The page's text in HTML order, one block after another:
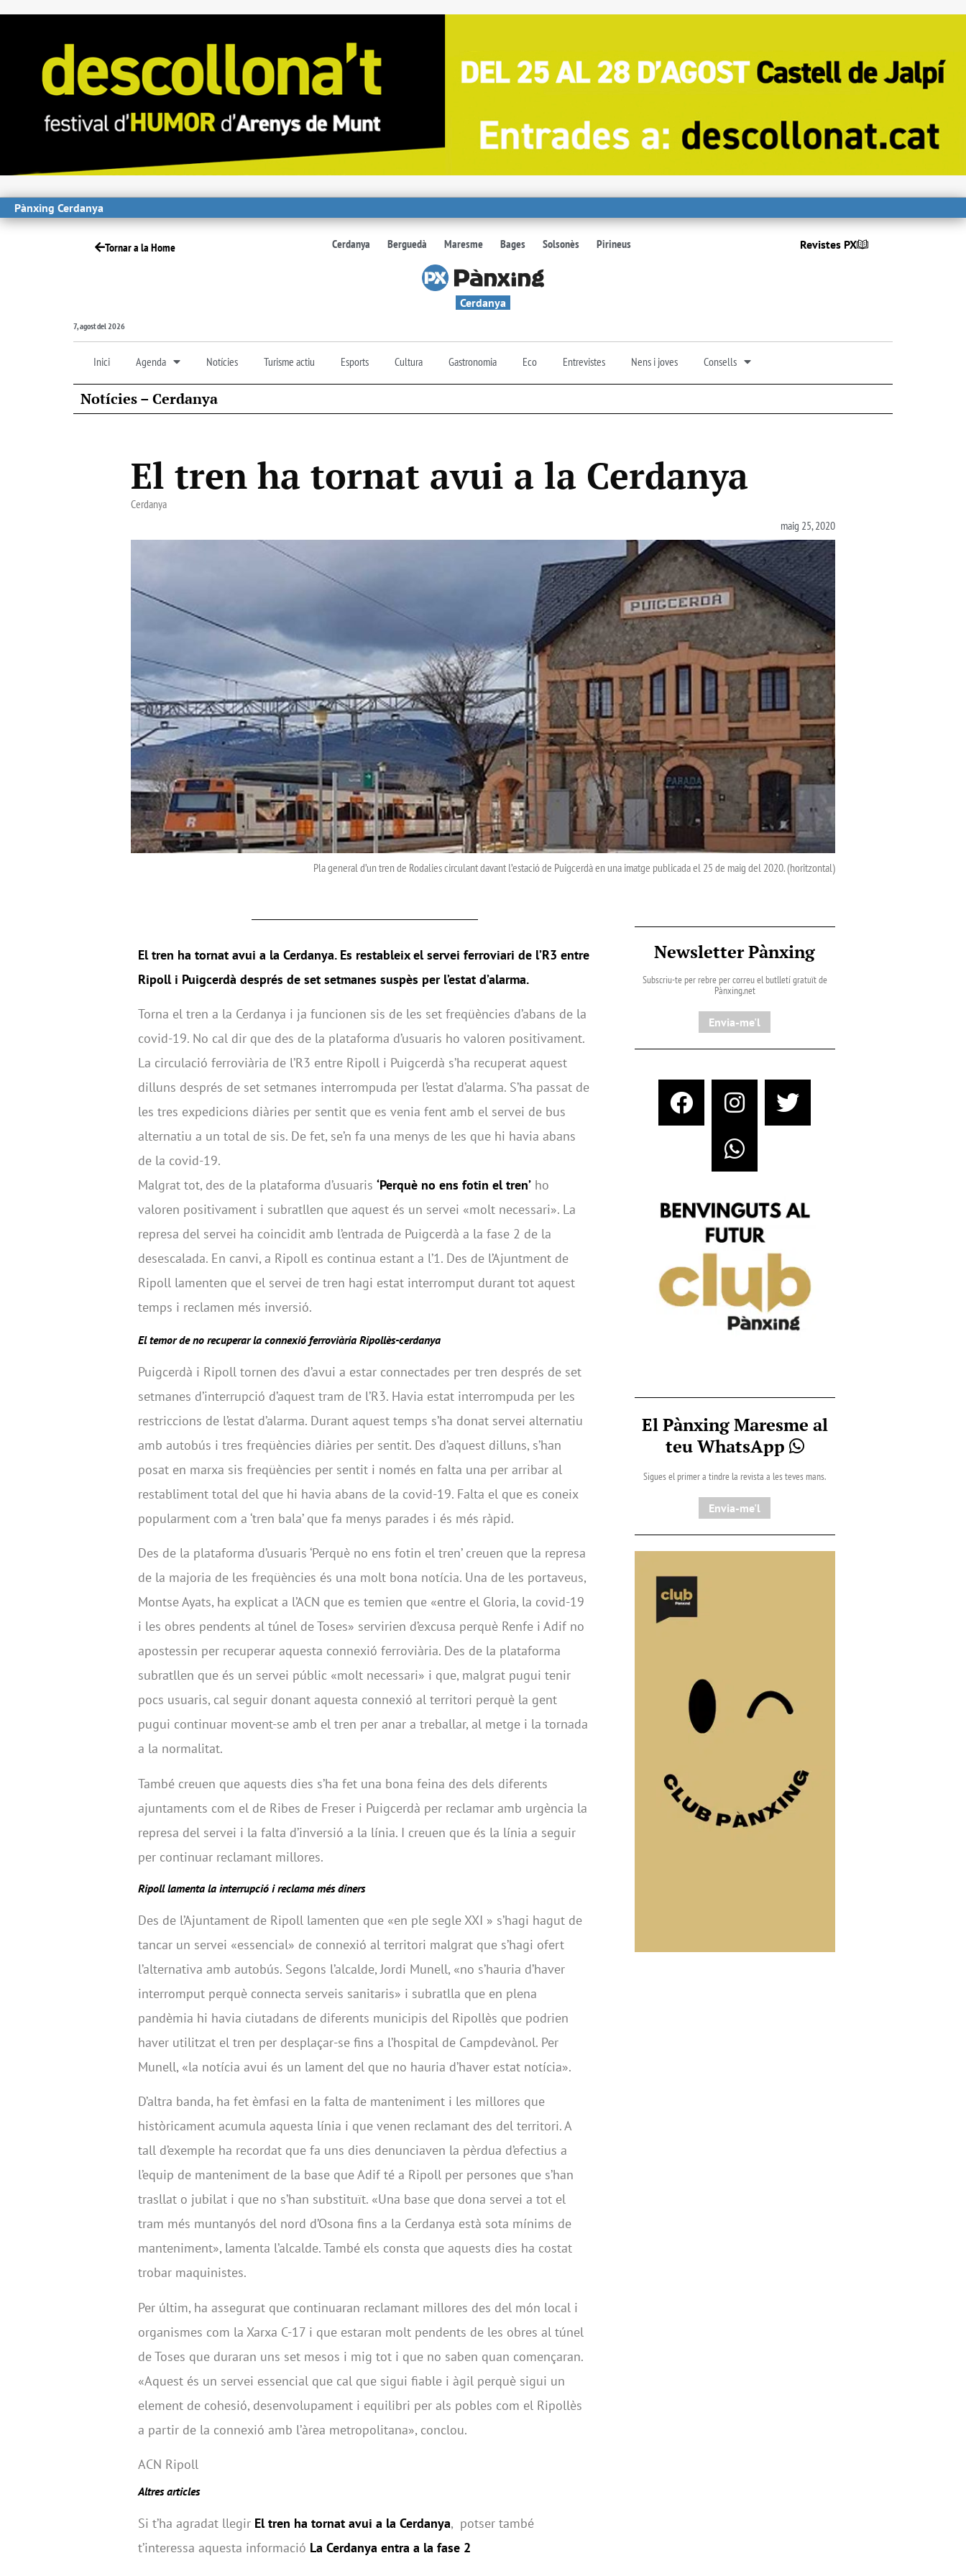
Pànxing Cerdanya
Tornar a la Home Cerdanya Berguedà Maresme Bages Solsonès Pirineus Revistes PX
Cerdanya
7, agost del 2026
Inici Agenda Notícies Turisme actiu Esports Cultura Gastronomia Eco Entrevistes Nens i joves Consells
Notícies – Cerdanya
El tren ha tornat avui a la Cerdanya
Cerdanya
maig 25, 2020
Pla general d’un tren de Rodalies circulant davant l’estació de Puigcerdà en una imatge publicada el 25 de maig del 2020. (horitzontal)
El tren ha tornat avui a la Cerdanya. Es restableix el servei ferroviari de l’R3 entre
Ripoll i Puigcerdà després de set setmanes suspès per l’estat d’alarma.
Torna el tren a la Cerdanya i ja funcionen sis de les set freqüències d’abans de la
covid-19. No cal dir que des de la plataforma d’usuaris ho valoren positivament.
La circulació ferroviària de l’R3 entre Ripoll i Puigcerdà s’ha recuperat aquest
dilluns després de set setmanes interrompuda per l’estat d’alarma. S’ha passat de
les tres expedicions diàries per sentit que es venia fent amb el servei de bus
alternatiu a un total de sis. De fet, se’n fa una menys de les que hi havia abans
de la covid-19.
Malgrat tot, des de la plataforma d’usuaris ‘Perquè no ens fotin el tren’ ho
valoren positivament i subratllen que aquest és un servei «molt necessari». La
represa del servei ha coincidit amb l’entrada de Puigcerdà a la fase 2 de la
desescalada. En canvi, a Ripoll es continua estant a l’1. Des de l’Ajuntment de
Ripoll lamenten que el servei de tren hagi estat interromput durant tot aquest
temps i reclamen més inversió.
El temor de no recuperar la connexió ferroviària Ripollès-cerdanya
Puigcerdà i Ripoll tornen des d’avui a estar connectades per tren després de set
setmanes d’interrupció d’aquest tram de l’R3. Havia estat interrompuda per les
restriccions de l’estat d’alarma. Durant aquest temps s’ha donat servei alternatiu
amb autobús i tres freqüències diàries per sentit. Des d’aquest dilluns, s’han
posat en marxa sis freqüències per sentit i només en falta una per arribar al
restabliment total del que hi havia abans de la covid-19. Falta el que es coneix
popularment com a ‘tren bala’ que fa menys parades i és més ràpid.
Des de la plataforma d’usuaris ‘Perquè no ens fotin el tren’ creuen que la represa
de la majoria de les freqüències és una molt bona notícia. Una de les portaveus,
Montse Ayats, ha explicat a l’ACN que es temien que «entre el Gloria, la covid-19
i les obres pendents al túnel de Toses» servirien d’excusa perquè Renfe i Adif no
apostessin per recuperar aquesta connexió ferroviària. Des de la plataforma
subratllen que és un servei públic «molt necessari» i que, malgrat pugui tenir
pocs usuaris, cal seguir donant aquesta connexió al territori perquè la gent
pugui continuar movent-se amb el tren per anar a treballar, al metge i la tornada
a la normalitat.
També creuen que aquests dies s’ha fet una bona feina des dels diferents
ajuntaments com el de Ribes de Freser i Puigcerdà per reclamar amb urgència la
represa del servei i la falta d’inversió a la línia. I creuen que és la línia a seguir
per continuar reclamant millores.
Ripoll lamenta la interrupció i reclama més diners
Des de l’Ajuntament de Ripoll lamenten que «en ple segle XXI » s’hagi hagut de
tancar un servei «essencial» de connexió al territori malgrat que s’hagi ofert
l’alternativa amb autobús. Segons l’alcalde, Jordi Munell, «no s’hauria d’haver
interromput perquè connecta serveis sanitaris» i subratlla que en plena
pandèmia hi havia ciutadans de diferents municipis del Ripollès que podrien
haver utilitzat el tren per desplaçar-se fins a l’hospital de Campdevànol. Per
Munell, «la notícia avui és un lament del que no hauria d’haver estat notícia».
D’altra banda, ha fet èmfasi en la falta de manteniment i les millores que
històricament acumula aquesta línia i que venen reclamant des del territori. A
tall d’exemple ha recordat que fa uns dies denunciaven la pèrdua d’efectius a
l’equip de manteniment de la base que Adif té a Ripoll per persones que s’han
trasllat o jubilat i que no s’han substituït. «Una base que dona servei a tot el
tram més muntanyós del nord d’Osona fins a la Cerdanya està sota mínims de
manteniment», lamenta l’alcalde. També els consta que aquests dies ha costat
trobar maquinistes.
Per últim, ha assegurat que continuaran reclamant millores des del món local i
organismes com la Xarxa C-17 i que estaran molt pendents de les obres al túnel
de Toses que duraran uns set mesos i mig tot i que no saben quan començaran.
«Aquest és un servei essencial que cal que sigui fiable i àgil perquè sigui un
element de cohesió, desenvolupament i equilibri per als pobles com el Ripollès
a partir de la connexió amb l’àrea metropolitana», conclou.
ACN Ripoll
Altres articles
Si t’ha agradat llegir El tren ha tornat avui a la Cerdanya, potser també
t’interessa aquesta informació La Cerdanya entra a la fase 2
Newsletter Pànxing
Subscriu-te per rebre per correu el butlletí gratuït de
Pànxing.net​
Envia-me'l
El Pànxing Maresme al
teu WhatsApp
Sigues el primer a tindre la revista a les teves mans.
Envia-me'l